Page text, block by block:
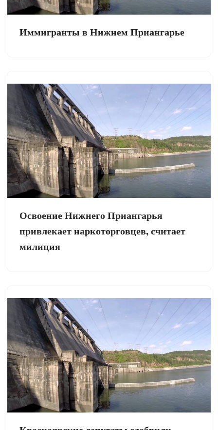
Иммигранты в Нижнем Приангарье
Освоение Нижнего Приангарья
привлекает наркоторговцев, считает
милиция